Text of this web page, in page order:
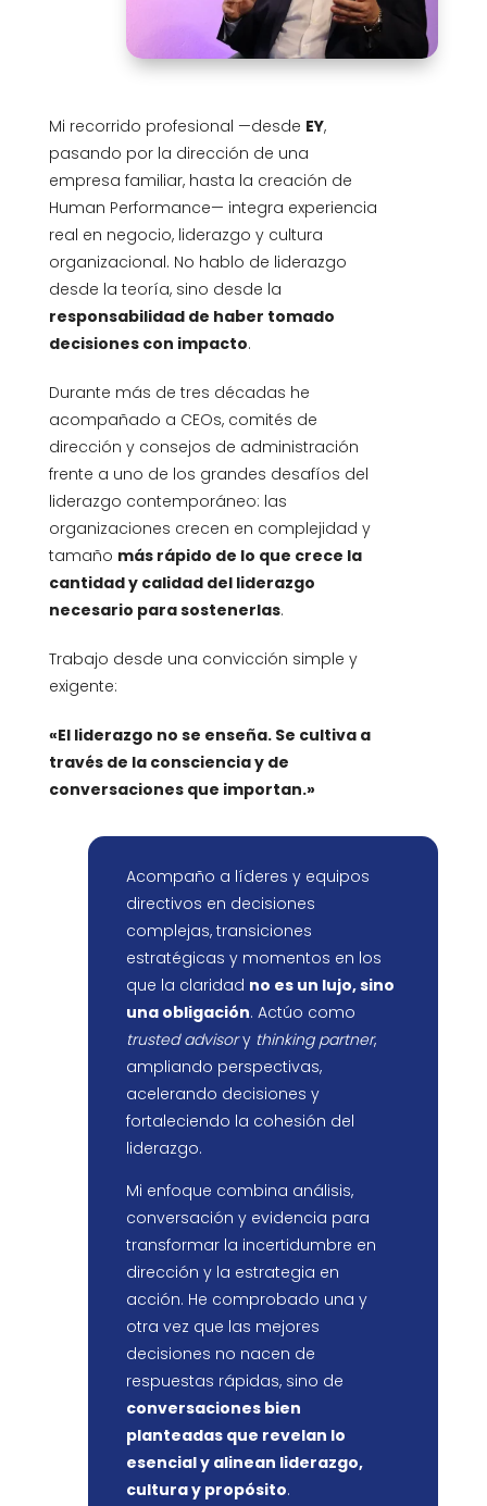
Mi recorrido profesional —desde EY,
pasando por la dirección de una
empresa familiar, hasta la creación de
Human Performance— integra experiencia
real en negocio, liderazgo y cultura
organizacional. No hablo de liderazgo
desde la teoría, sino desde la
responsabilidad de haber tomado
decisiones con impacto.
Durante más de tres décadas he
acompañado a CEOs, comités de
dirección y consejos de administración
frente a uno de los grandes desafíos del
liderazgo contemporáneo: las
organizaciones crecen en complejidad y
tamaño más rápido de lo que crece la
cantidad y calidad del liderazgo
necesario para sostenerlas.
Trabajo desde una convicción simple y
exigente:
«El liderazgo no se enseña. Se cultiva a
través de la consciencia y de
conversaciones que importan.»
Acompaño a líderes y equipos
directivos en decisiones
complejas, transiciones
estratégicas y momentos en los
que la claridad no es un lujo, sino
una obligación. Actúo como
trusted advisory thinking partner,
ampliando perspectivas,
acelerando decisiones y
fortaleciendo la cohesión del
liderazgo.
Mi enfoque combina análisis,
conversación y evidencia para
transformar la incertidumbre en
dirección y la estrategia en
acción. He comprobado una y
otra vez que las mejores
decisiones no nacen de
respuestas rápidas, sino de
conversaciones bien
planteadas que revelan lo
esencial y alinean liderazgo,
cultura y propósito.